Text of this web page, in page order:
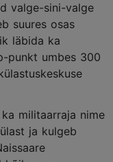
valge-sini-valge
suures osas
läbida ka
punkt umbes 300
militaarraja nime
ja kulgeb